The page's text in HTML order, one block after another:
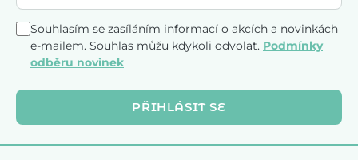
Souhlasím se zasíláním informací o akcích a novinkách
e-mailem. Souhlas můžu kdykoli odvolat. Podmínky
odběru novinek
PŘIHLÁSIT SE